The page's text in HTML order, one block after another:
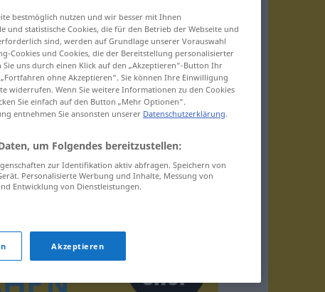
bestmöglich nutzen und wir besser mit Ihnen
statistische Cookies, die für den Betrieb der Webseite und
sind, werden auf Grundlage unserer Vorauswahl
Cookies und Cookies, die der Bereitstellung personalisierter
uns durch einen Klick auf den „Akzeptieren“-Button Ihr
ohne Akzeptieren“. Sie können Ihre Einwilligung
widerrufen. Wenn Sie weitere Informationen zu den Cookies
Sie einfach auf den Button „Mehr Optionen“.
entnehmen Sie ansonsten unserer Datenschutzerklärung.
um Folgendes bereitzustellen:
zur Identifikation aktiv abfragen. Speichern von
Personalisierte Werbung und Inhalte, Messung von
Entwicklung von Dienstleistungen.
Akzeptieren